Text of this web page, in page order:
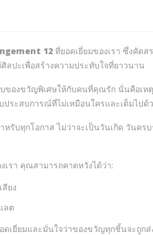
12 ที่ยอดเยี่ยมของเรา ซึ่งคัด
ลปะเพื่อสร้างความประทับใจที่ยาวนาน
ของขวัญพิเศษให้กับคนที่คุณรัก นั่นคือเห
ระสบการณ์ที่ไม่เหมือนใครและเต็มไปด้
หรับทุกโอกาส ไม่ว่าจะเป็นวันเกิด วันค
เรา คุณสามารถคาดหวังได้ว่า:
ยง
ลต
ดเยี่ยมและมั่นใจว่าของขวัญทุกชิ้นจะถูก